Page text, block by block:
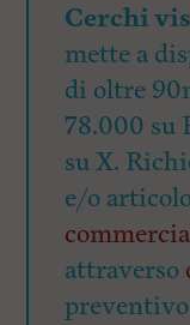
Cerchi
mette a
di oltre
78.000 su
su X.
e/o
attraverso
preventivo